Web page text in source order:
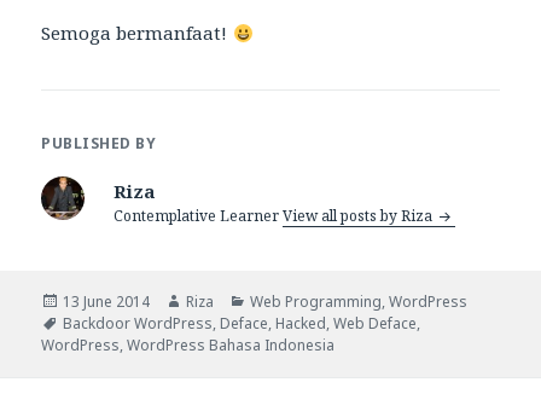
Semoga bermanfaat!
PUBLISHED BY
Riza
Contemplative LearnerView all posts by Riza
Posted
on
13 June 2014 Author
Riza Categories
Web Programming,WordPress
Tags
Backdoor WordPress, Deface, Hacked,Web Deface,
WordPress,WordPress Bahasa Indonesia